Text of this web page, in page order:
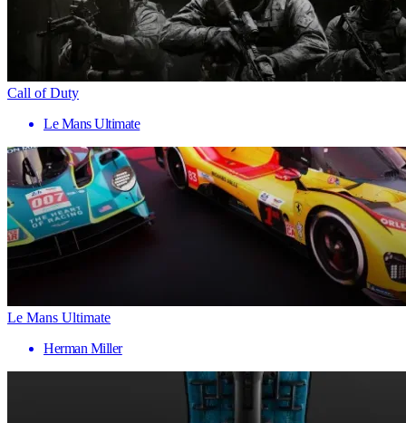
Call of Duty
Le Mans Ultimate
Le Mans Ultimate
Herman Miller